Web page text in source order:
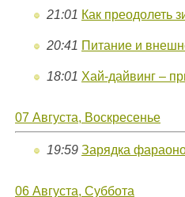
21:01 Как преодолеть
20:41 Питание и
18:01 Хай-дайвинг –
07 Августа, Воскресенье
19:59 Зарядка
06 Августа, Суббота